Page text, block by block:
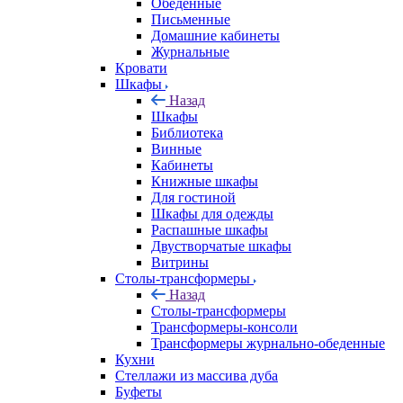
Обеденные
Письменные
Домашние кабинеты
Журнальные
Кровати
Шкафы
Назад
Шкафы
Библиотека
Винные
Кабинеты
Книжные шкафы
Для гостиной
Шкафы для одежды
Распашные шкафы
Двустворчатые шкафы
Витрины
Столы-трансформеры
Назад
Столы-трансформеры
Трансформеры-консоли
Трансформеры журнально-обеденные
Кухни
Стеллажи из массива дуба
Буфеты